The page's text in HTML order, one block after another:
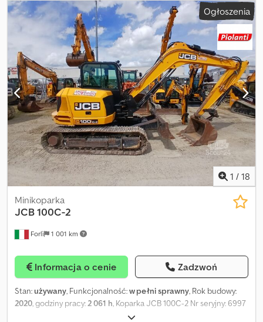
Ogłoszenia
1 / 18
Forlì 1 001 km
Minikoparka
JCB100C-2
Informacja o cenie Zadzwoń
Stan:używany, Funkcjonalność:w pełni sprawny, Rok budowy:
2020, godziny pracy:2 061 h, Koparka JCB 100C-2 Nr seryjny: 6997
Rok produkcji: 2020 Łyżka do kopania, lemiesz czołowy Układ